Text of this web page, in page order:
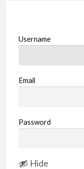
Username
Email
Password
Hide